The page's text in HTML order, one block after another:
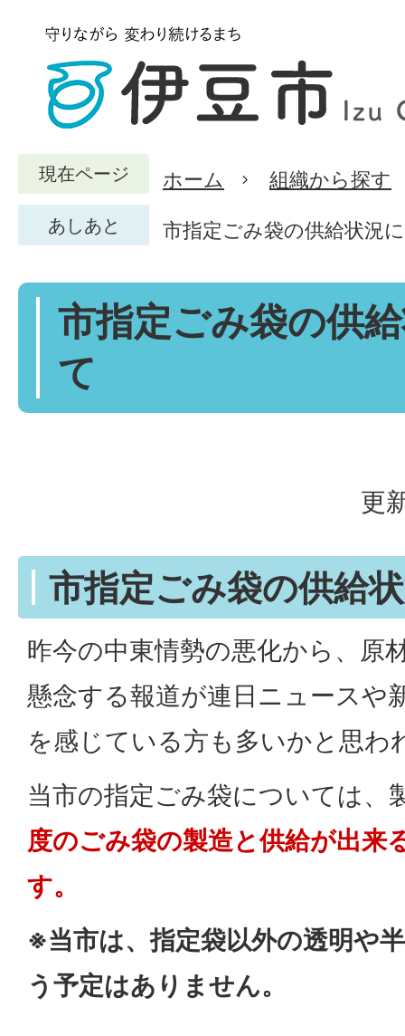
現在ページ ホーム 組織から探す
あしあと 市指定ごみ袋の供給状況
市指定ごみ袋の供
て
更
市指定ごみ袋の供給
昨今の中東情勢の悪化から、原
懸念する報道が連日ニュースや
を感じている方も多いかと思わ
当市の指定ごみ袋については、
度のごみ袋の製造と供給が出来
す。
※当市は、指定袋以外の透明や
う予定はありません。